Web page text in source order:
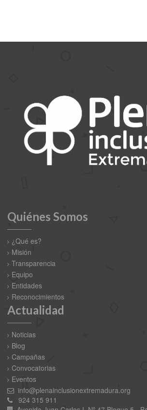
Quiénes Somos
¿Qué es?
Misión
Transparencia
Equipo
Entidades
Reconocimientos
Actualidad
Noticias
Blog
Campañas
Convocatorias
Eventos
info@plenainclusionextremadura.org
924 315 911